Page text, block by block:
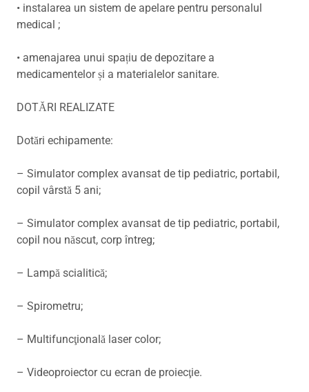
• instalarea un sistem de apelare pentru personalul
medical ;
• amenajarea unui spațiu de depozitare a
medicamentelor și a materialelor sanitare.
DOTĂRI REALIZATE
Dotări echipamente:
– Simulator complex avansat de tip pediatric, portabil,
copil vârstă 5 ani;
– Simulator complex avansat de tip pediatric, portabil,
copil nou născut, corp întreg;
– Lampă scialitică;
– Spirometru;
– Multifuncţională laser color;
– Videoproiector cu ecran de proiecţie.